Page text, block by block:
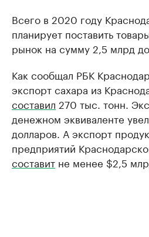
Всего в 2020 году
планирует поставить
рынок на сумму 2,5 млрд
Как сообщал РБК
экспорт сахара из
составил 270 тыс. тонн.
денежном эквиваленте
долларов. А экспорт
предприятий
составит не менее $2,5